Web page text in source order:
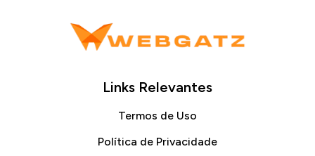
Links Relevantes
Termos de Uso
Política de Privacidade